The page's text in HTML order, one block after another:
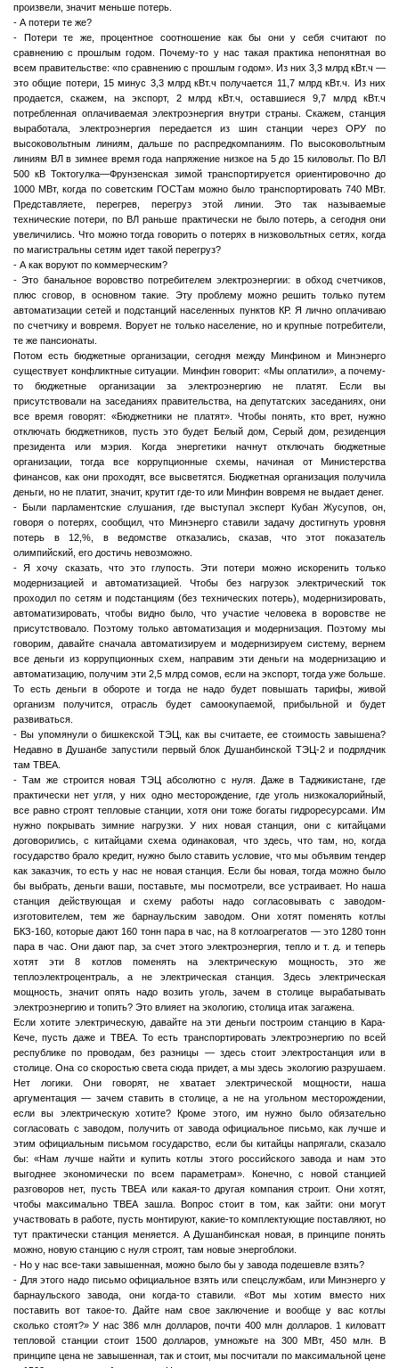
произвели, значит меньше потерь.
- А потери те же?
- Потери те же, процентное соотношение как бы они у себя считают по
сравнению с прошлым годом. Почему-то у нас такая практика непонятная во
всем правительстве: «по сравнению с прошлым годом». Из них 3,3 млрд кВт.ч —
это общие потери, 15 минус 3,3 млрд кВт.ч получается 11,7 млрд кВт.ч. Из них
продается, скажем, на экспорт, 2 млрд кВт.ч, оставшиеся 9,7 млрд кВт.ч
потребленная оплачиваемая электроэнергия внутри страны. Скажем, станция
выработала, электроэнергия передается из шин станции через ОРУ по
высоковольтным линиям, дальше по распредкомпаниям. По высоковольтным
линиям ВЛ в зимнее время года напряжение низкое на 5 до 15 киловольт. По ВЛ
500 кВ Токтогулка—Фрунзенская зимой транспортируется ориентировочно до
1000 МВт, когда по советским ГОСТам можно было транспортировать 740 МВт.
Представляете, перегрев, перегруз этой линии. Это так называемые
технические потери, по ВЛ раньше практически не было потерь, а сегодня они
увеличились. Что можно тогда говорить о потерях в низковольтных сетях, когда
по магистральны сетям идет такой перегруз?
- А как воруют по коммерческим?
- Это банальное воровство потребителем электроэнергии: в обход счетчиков,
плюс сговор, в основном такие. Эту проблему можно решить только путем
автоматизации сетей и подстанций населенных пунктов КР. Я лично оплачиваю
по счетчику и вовремя. Ворует не только население, но и крупные потребители,
те же пансионаты.
Потом есть бюджетные организации, сегодня между Минфином и Минэнерго
существует конфликтные ситуации. Минфин говорит: «Мы оплатили», а почему-
то бюджетные организации за электроэнергию не платят. Если вы
присутствовали на заседаниях правительства, на депутатских заседаниях, они
все время говорят: «Бюджетники не платят». Чтобы понять, кто врет, нужно
отключать бюджетников, пусть это будет Белый дом, Серый дом, резиденция
президента или мэрия. Когда энергетики начнут отключать бюджетные
организации, тогда все коррупционные схемы, начиная от Министерства
финансов, как они проходят, все высветятся. Бюджетная организация получила
деньги, но не платит, значит, крутит где-то или Минфин вовремя не выдает денег.
- Были парламентские слушания, где выступал эксперт Кубан Жусупов, он,
говоря о потерях, сообщил, что Минэнерго ставили задачу достигнуть уровня
потерь в 12,%, в ведомстве отказались, сказав, что этот показатель
олимпийский, его достичь невозможно.
- Я хочу сказать, что это глупость. Эти потери можно искоренить только
модернизацией и автоматизацией. Чтобы без нагрузок электрический ток
проходил по сетям и подстанциям (без технических потерь), модернизировать,
автоматизировать, чтобы видно было, что участие человека в воровстве не
присутствовало. Поэтому только автоматизация и модернизация. Поэтому мы
говорим, давайте сначала автоматизируем и модернизируем систему, вернем
все деньги из коррупционных схем, направим эти деньги на модернизацию и
автоматизацию, получим эти 2,5 млрд сомов, если на экспорт, тогда уже больше.
То есть деньги в обороте и тогда не надо будет повышать тарифы, живой
организм получится, отрасль будет самоокупаемой, прибыльной и будет
развиваться.
- Вы упомянули о бишкекской ТЭЦ, как вы считаете, ее стоимость завышена?
Недавно в Душанбе запустили первый блок Душанбинской ТЭЦ-2 и подрядчик
там ТВЕА.
- Там же строится новая ТЭЦ абсолютно с нуля. Даже в Таджикистане, где
практически нет угля, у них одно месторождение, где уголь низкокалорийный,
все равно строят тепловые станции, хотя они тоже богаты гидроресурсами. Им
нужно покрывать зимние нагрузки. У них новая станция, они с китайцами
договорились, с китайцами схема одинаковая, что здесь, что там, но, когда
государство брало кредит, нужно было ставить условие, что мы объявим тендер
как заказчик, то есть у нас не новая станция. Если бы новая, тогда можно было
бы выбрать, деньги ваши, поставьте, мы посмотрели, все устраивает. Но наша
станция действующая и схему работы надо согласовывать с заводом-
изготовителем, тем же барнаульским заводом. Они хотят поменять котлы
БКЗ-160, которые дают 160 тонн пара в час, на 8 котлоагрегатов — это 1280 тонн
пара в час. Они дают пар, за счет этого электроэнергия, тепло и т. д. и теперь
хотят эти 8 котлов поменять на электрическую мощность, это же
теплоэлектроцентраль, а не электрическая станция. Здесь электрическая
мощность, значит опять надо возить уголь, зачем в столице вырабатывать
электроэнергию и топить? Это влияет на экологию, столица итак загажена.
Если хотите электрическую, давайте на эти деньги построим станцию в Кара-
Кече, пусть даже и ТВЕА. То есть транспортировать электроэнергию по всей
республике по проводам, без разницы — здесь стоит электростанция или в
столице. Она со скоростью света сюда придет, а мы здесь экологию разрушаем.
Нет логики. Они говорят, не хватает электрической мощности, наша
аргументация — зачем ставить в столице, а не на угольном месторождении,
если вы электрическую хотите? Кроме этого, им нужно было обязательно
согласовать с заводом, получить от завода официальное письмо, как лучше и
этим официальным письмом государство, если бы китайцы напрягали, сказало
бы: «Нам лучше найти и купить котлы этого российского завода и нам это
выгоднее экономически по всем параметрам». Конечно, с новой станцией
разговоров нет, пусть ТВЕА или какая-то другая компания строит. Они хотят,
чтобы максимально ТВЕА зашла. Вопрос стоит в том, как зайти: они могут
участвовать в работе, пусть монтируют, какие-то комплектующие поставляют, но
тут практически станция меняется. А Душанбинская новая, в принципе понять
можно, новую станцию с нуля строят, там новые энергоблоки.
- Но у нас все-таки завышенная, можно было бы у завода подешевле взять?
- Для этого надо письмо официальное взять или спецслужбам, или Минэнерго у
барнаульского завода, они когда-то ставили. «Вот мы хотим вместо них
поставить вот такое-то. Дайте нам свое заключение и вообще у вас котлы
сколько стоят?» У нас 386 млн долларов, почти 400 млн долларов. 1 киловатт
тепловой станции стоит 1500 долларов, умножьте на 300 МВт, 450 млн. В
принципе цена не завышенная, так и стоит, мы посчитали по максимальной цене